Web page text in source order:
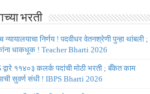
भरती
न्यायालयाचा निर्णय ! पदवीधर वेतनश्रेणी पुन्हा थांबली ;
धाकधूक ! Teacher Bharti 2026
द्वारे ११४०३ कलर्क पदांची मोठी भरती ; बँकेत काम
सुवर्ण संधी ! IBPS Bharti 2026